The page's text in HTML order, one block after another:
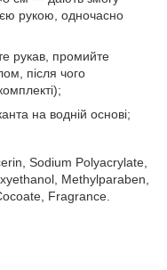
рукою, одночасно
рукав, промийте
після чого
на водній основі;
Sodium Polyacrylate,
Methylparaben,
Fragrance.